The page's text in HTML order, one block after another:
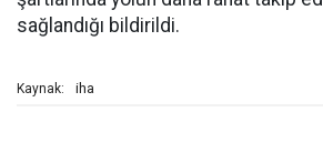
sağlandığı bildirildi.
Kaynak: iha